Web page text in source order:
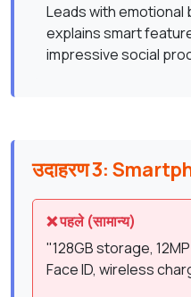
Leads with
explains smart
impressive social
उदाहरण 3:
❌ पहले (सामान्य)
"128GB storage,
Face ID, wireless